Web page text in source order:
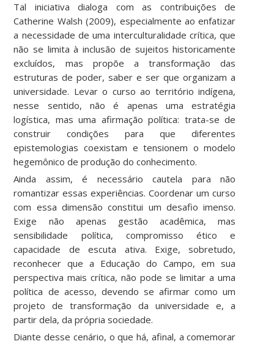
Tal iniciativa dialoga com as contribuições de
Catherine Walsh (2009), especialmente ao enfatizar
a necessidade de uma interculturalidade crítica, que
não se limita à inclusão de sujeitos historicamente
excluídos, mas propõe a transformação das
estruturas de poder, saber e ser que organizam a
universidade. Levar o curso ao território indígena,
nesse sentido, não é apenas uma estratégia
logística, mas uma afirmação política: trata-se de
construir condições para que diferentes
epistemologias coexistam e tensionem o modelo
hegemônico de produção do conhecimento.
Ainda assim, é necessário cautela para não
romantizar essas experiências. Coordenar um curso
com essa dimensão constitui um desafio imenso.
Exige não apenas gestão acadêmica, mas
sensibilidade política, compromisso ético e
capacidade de escuta ativa. Exige, sobretudo,
reconhecer que a Educação do Campo, em sua
perspectiva mais crítica, não pode se limitar a uma
política de acesso, devendo se afirmar como um
projeto de transformação da universidade e, a
partir dela, da própria sociedade.
Diante desse cenário, o que há, afinal, a comemorar